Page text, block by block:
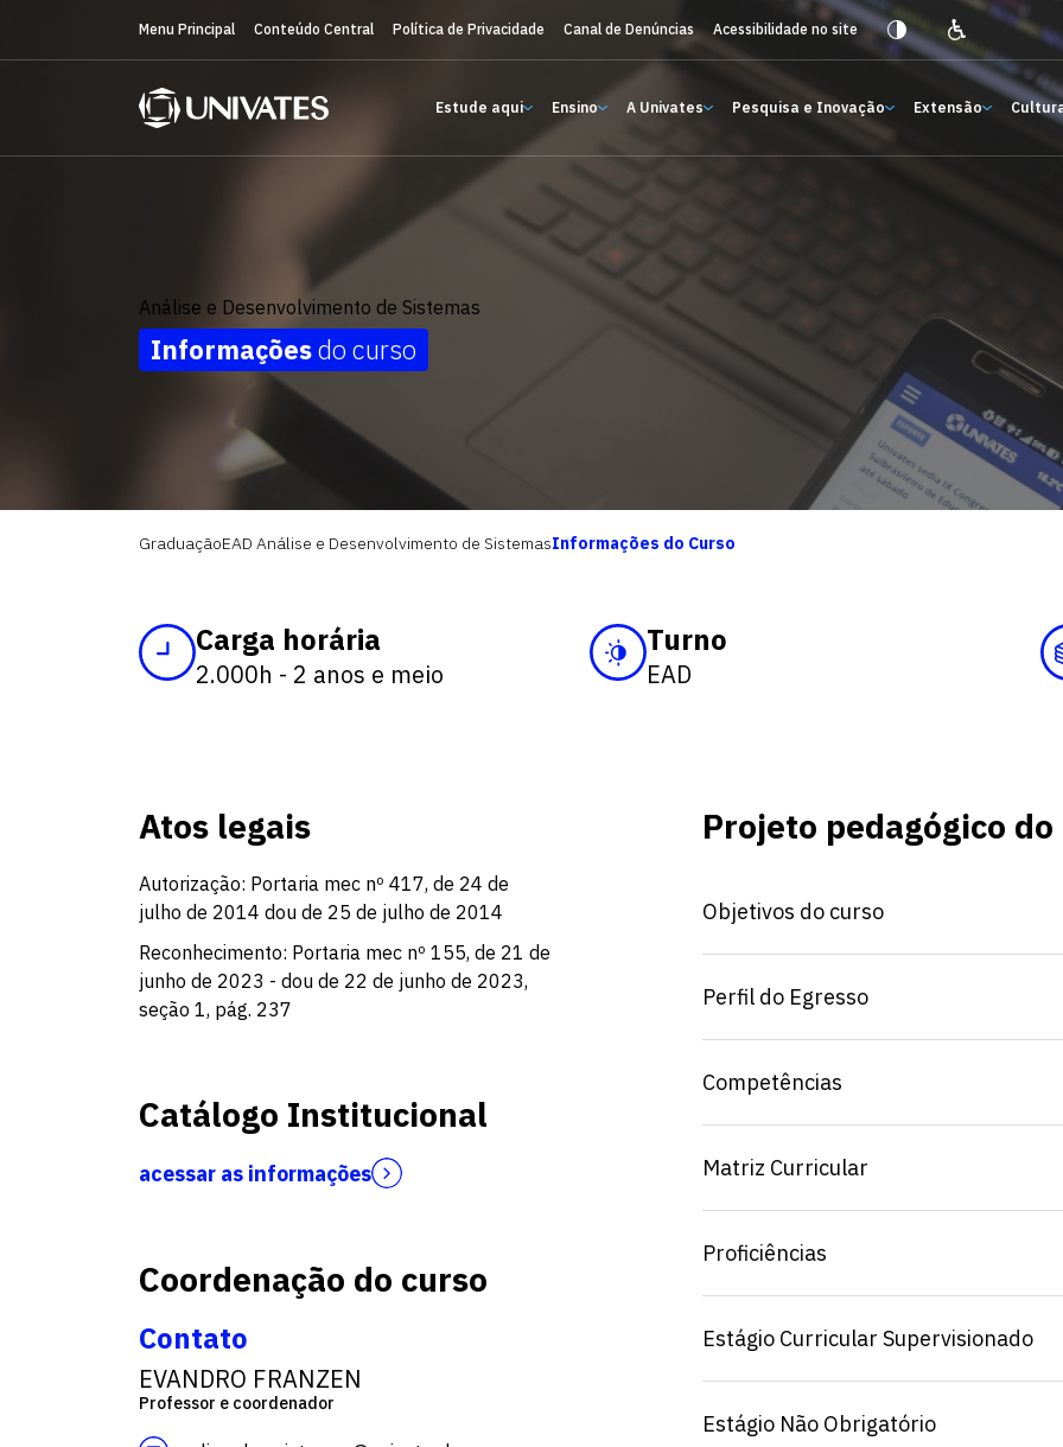
Menu Principal Conteúdo Central Política de Privacidade Canal de Denúncias Acessibilidade no site
Estude aqui Ensino A Univates Pesquisa e Inovação Extensão
Análise e Desenvolvimento de Sistemas
Informaçõesdo curso
GraduaçãoEAD Análise e Desenvolvimento de SistemasInformações do Curso
Carga horária
2.000h - 2 anos e meio
Turno
EAD
Atos legais
Autorização: Portaria mec nº 417, de 24 de
julho de 2014 dou de 25 de julho de 2014
Reconhecimento: Portaria mec nº 155, de 21 de
junho de 2023 - dou de 22 de junho de 2023,
seção 1, pág. 237
Catálogo Institucional
acessar as informações
Coordenação do curso
Contato
EVANDRO FRANZEN
Professor e coordenador
Projeto pedagógico do
Objetivos do curso
Perfil do Egresso
Competências
Matriz Curricular
Proficiências
Estágio Curricular Supervisionado
Estágio Não Obrigatório